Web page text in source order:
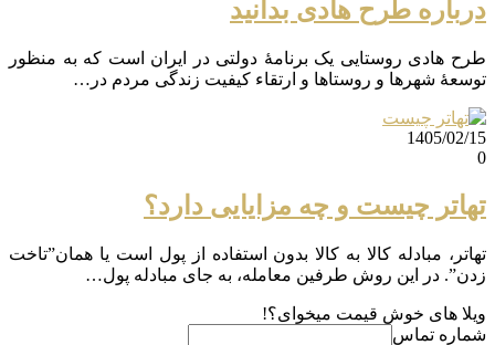
درباره طرح هادی بدانید
طرح هادی روستایی یک برنامهٔ دولتی در ایران است که به منظور
توسعهٔ شهرها و روستاها و ارتقاء کیفیت زندگی مردم در…
1405/02/15
0
تهاتر چیست و چه مزایایی دارد؟
تهاتر، مبادله کالا به کالا بدون استفاده از پول است یا همان”تاخت
زدن”. در این روش طرفین معامله، به جای مبادله پول…
ویلا های خوش قیمت میخوای؟!
شماره تماس